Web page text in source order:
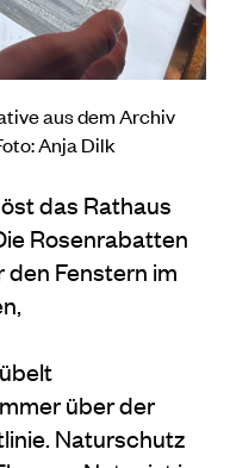
aus dem Archiv
Anja Dilk
das Rathaus
Rosenrabatten
den Fenstern im
über der
Naturschutz